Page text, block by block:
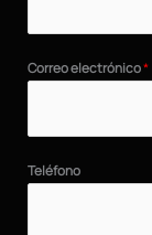
Correo electrónico*
Teléfono